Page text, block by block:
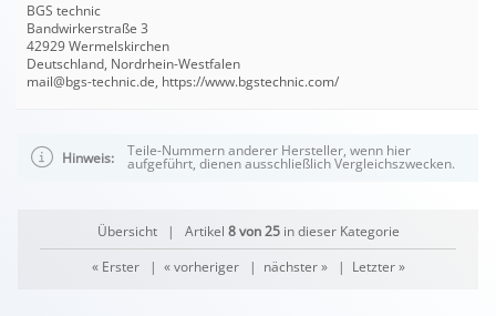
BGS technic
Bandwirkerstraße 3
42929 Wermelskirchen
Deutschland, Nordrhein-Westfalen
mail@bgs-technic.de, https://www.bgstechnic.com/
Hinweis: Teile-Nummern anderer Hersteller, wenn hier
aufgeführt, dienen ausschließlich Vergleichszwecken.
Übersicht| Artikel 8 von 25in dieser Kategorie
« Erster| « vorheriger| nächster »| Letzter »